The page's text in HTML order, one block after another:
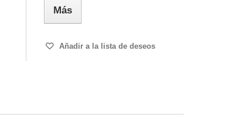
Más
Añadir a la lista de deseos